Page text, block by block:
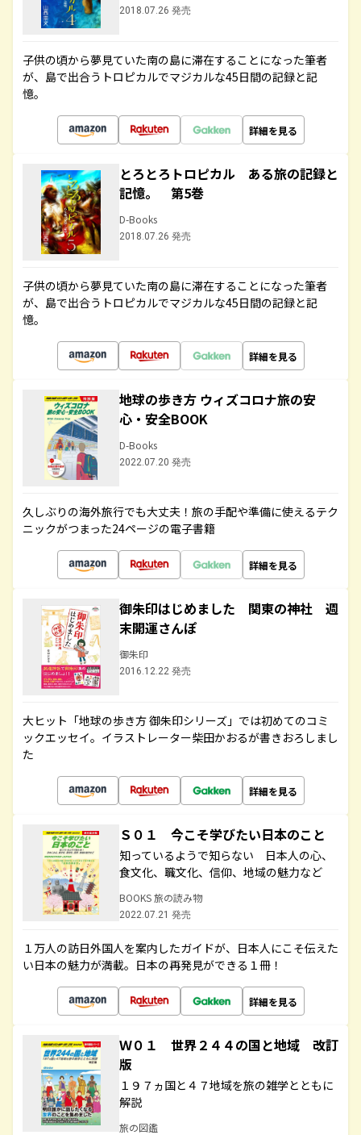
2018.07.26 発売
子供の頃から夢見ていた南の島に滞在することになった筆者
が、島で出合うトロピカルでマジカルな45日間の記録と記
憶。
詳細を見る
とろとろトロピカル ある旅の記録と
記憶。 第5巻
D-Books
2018.07.26 発売
子供の頃から夢見ていた南の島に滞在することになった筆者
が、島で出合うトロピカルでマジカルな45日間の記録と記
憶。
詳細を見る
地球の歩き方 ウィズコロナ旅の安
心・安全BOOK
D-Books
2022.07.20 発売
久しぶりの海外旅行でも大丈夫！旅の手配や準備に使えるテク
ニックがつまった24ページの電子書籍
詳細を見る
御朱印はじめました 関東の神社 週
末開運さんぽ
御朱印
2016.12.22 発売
大ヒット「地球の歩き方 御朱印シリーズ」では初めてのコミ
ックエッセイ。イラストレーター柴田かおるが書きおろしまし
た
詳細を見る
Ｓ０１ 今こそ学びたい日本のこと
知っているようで知らない 日本人の心、
食文化、職文化、信仰、地域の魅力など
BOOKS 旅の読み物
2022.07.21 発売
１万人の訪日外国人を案内したガイドが、日本人にこそ伝えた
い日本の魅力が満載。日本の再発見ができる１冊！
詳細を見る
Ｗ０１ 世界２４４の国と地域 改訂
版
１９７ヵ国と４７地域を旅の雑学とともに
解説
旅の図鑑